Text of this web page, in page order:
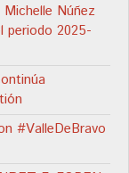
Núñez
periodo 2025-
#ValleDeBravo